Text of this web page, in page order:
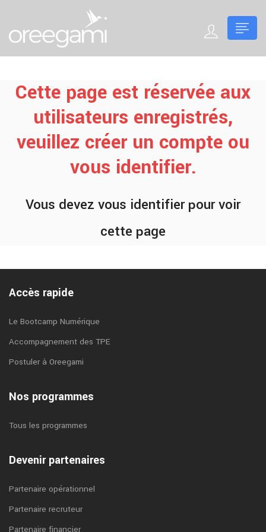
Cette page est réservée aux
utilisateurs enregistrés,
veuillez créer un compte ou
vous identifier.
Vous devez vous identifier pour voir
cette page
Accès rapide
Le Bootcamp Numérique
Accompagnement des TPE
Postuler à Oreegami
Nos programmes
Tous les programmes
Devenir partenaires
Partenaire opérationnel
Partenaire recruteur
Partenaire financier